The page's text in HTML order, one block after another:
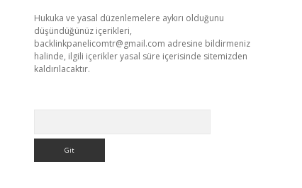
Hukuka ve yasal düzenlemelere aykırı olduğunu
düşündüğünüz içerikleri,
backlinkpanelicomtr@gmail.com adresine bildirmeniz
halinde, ilgili içerikler yasal süre içerisinde sitemizden
kaldırılacaktır.